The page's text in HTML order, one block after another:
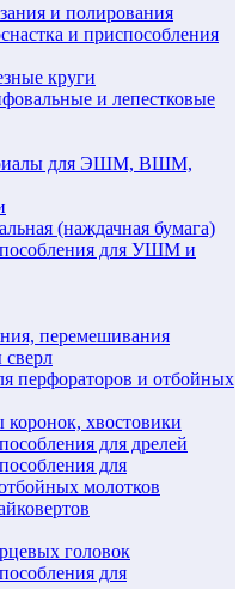
и полирования
и приспособления
круги
и лепестковые
для ЭШМ, ВШМ,
(наждачная бумага)
для УШМ и
перемешивания
перфораторов и отбойных
хвостовики
для дрелей
для
молотков
головок
для